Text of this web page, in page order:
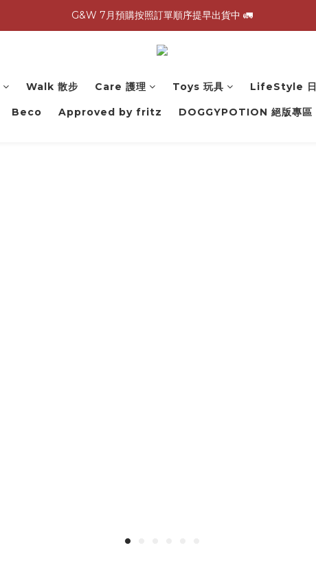
G&W 7月預購按照訂單順序提早出貨中 🚛
G&W 7月預購按照訂單順序提早出貨中 🚛
\ 加入會員領$60購物金，生日再領$100！/
G&W 7月預購按照訂單順序提早出貨中 🚛
Walk 散步 Care 護理 Toys 玩具 LifeStyle 日
Beco Approved by fritz DOGGYPOTION 絕版專區